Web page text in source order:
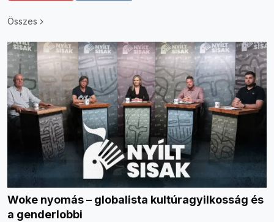
Összes
Woke nyomás – globalista kultúragyilkosság és
a genderlobbi